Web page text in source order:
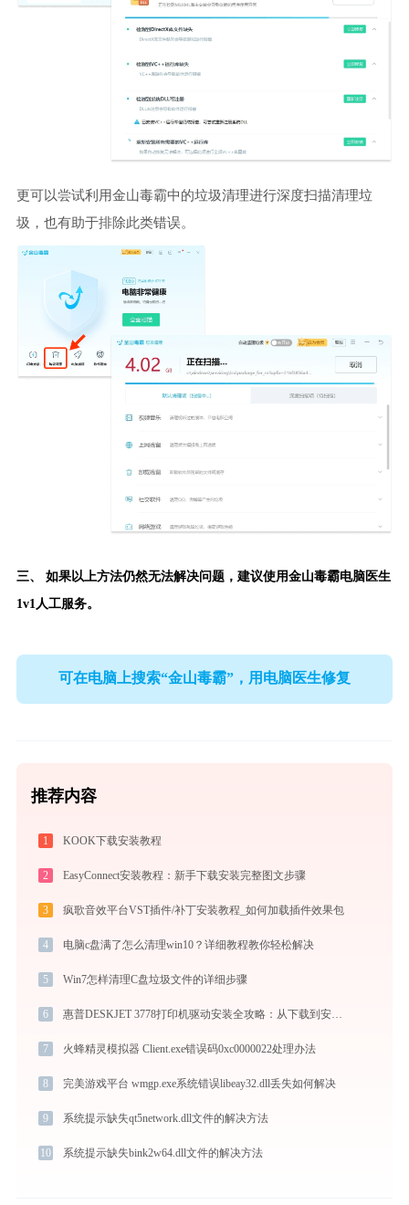
更可以尝试利用金山毒霸中的垃圾清理进行深度扫描清理垃
圾，也有助于排除此类错误。
三、 如果以上方法仍然无法解决问题，建议使用金山毒霸电脑医生
1v1人工服务。
可在电脑上搜索“金山毒霸”，用电脑医生修复
推荐内容
1 KOOK下载安装教程
2 EasyConnect安装教程：新手下载安装完整图文步骤
3 疯歌音效平台VST插件/补丁安装教程_如何加载插件效果包
4 电脑c盘满了怎么清理win10？详细教程教你轻松解决
5 Win7怎样清理C盘垃圾文件的详细步骤
6 惠普DESKJET 3778打印机驱动安装全攻略：从下载到安装完全教程
7 火蜂精灵模拟器 Client.exe错误码0xc0000022处理办法
8 完美游戏平台 wmgp.exe系统错误libeay32.dll丢失如何解决
9 系统提示缺失qt5network.dll文件的解决方法
10 系统提示缺失bink2w64.dll文件的解决方法